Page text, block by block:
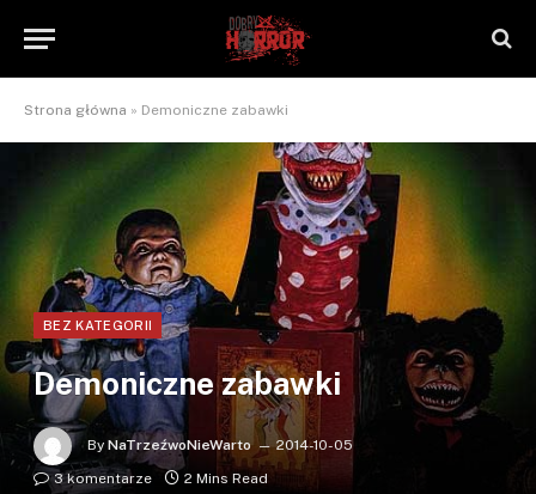
Strona główna » Demoniczne zabawki
BEZ KATEGORII
Demoniczne zabawki
By NaTrzeźwoNieWarto
2014-10-05
3 komentarze
2 Mins Read